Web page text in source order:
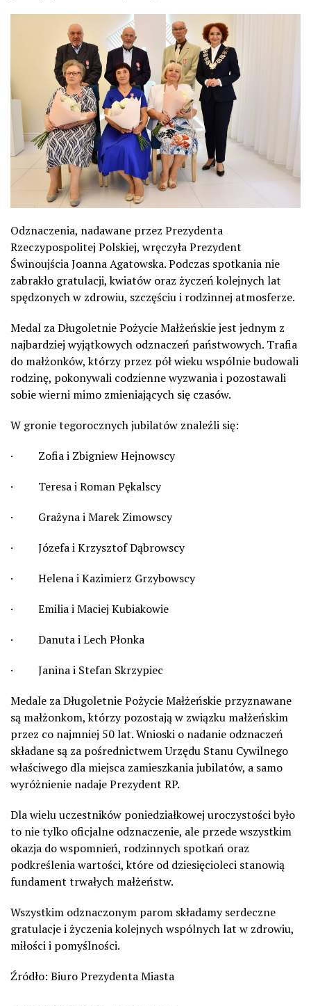
Odznaczenia, nadawane przez Prezydenta
Rzeczypospolitej Polskiej, wręczyła Prezydent
Świnoujścia Joanna Agatowska. Podczas spotkania nie
zabrakło gratulacji, kwiatów oraz życzeń kolejnych lat
spędzonych w zdrowiu, szczęściu i rodzinnej atmosferze.
Medal za Długoletnie Pożycie Małżeńskie jest jednym z
najbardziej wyjątkowych odznaczeń państwowych. Trafia
do małżonków, którzy przez pół wieku wspólnie budowali
rodzinę, pokonywali codzienne wyzwania i pozostawali
sobie wierni mimo zmieniających się czasów.
W gronie tegorocznych jubilatów znaleźli się:
· Zofia i Zbigniew Hejnowscy
· Teresa i Roman Pękalscy
· Grażyna i Marek Zimowscy
· Józefa i Krzysztof Dąbrowscy
· Helena i Kazimierz Grzybowscy
· Emilia i Maciej Kubiakowie
· Danuta i Lech Płonka
· Janina i Stefan Skrzypiec
Medale za Długoletnie Pożycie Małżeńskie przyznawane
są małżonkom, którzy pozostają w związku małżeńskim
przez co najmniej 50 lat. Wnioski o nadanie odznaczeń
składane są za pośrednictwem Urzędu Stanu Cywilnego
właściwego dla miejsca zamieszkania jubilatów, a samo
wyróżnienie nadaje Prezydent RP.
Dla wielu uczestników poniedziałkowej uroczystości było
to nie tylko oficjalne odznaczenie, ale przede wszystkim
okazja do wspomnień, rodzinnych spotkań oraz
podkreślenia wartości, które od dziesięcioleci stanowią
fundament trwałych małżeństw.
Wszystkim odznaczonym parom składamy serdeczne
gratulacje i życzenia kolejnych wspólnych lat w zdrowiu,
miłości i pomyślności.
Źródło: Biuro Prezydenta Miasta